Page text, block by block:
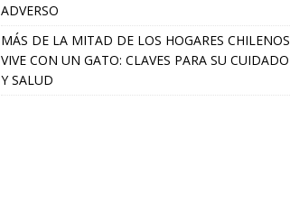
ADVERSO
MÁS DE LA MITAD DE LOS HOGARES CHILENOS
VIVE CON UN GATO: CLAVES PARA SU CUIDADO
Y SALUD